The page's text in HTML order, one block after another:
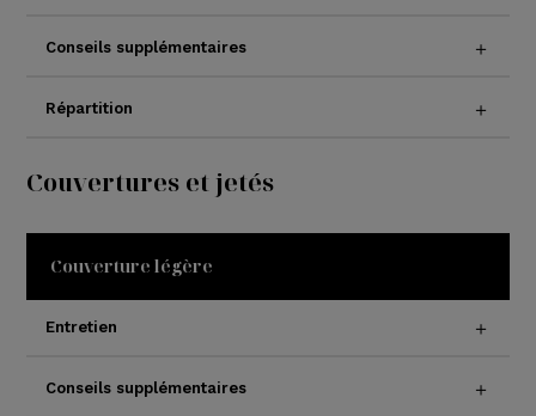
Conseils supplémentaires
Répartition
Couvertures et jetés
Couverture légère
Entretien
Conseils supplémentaires